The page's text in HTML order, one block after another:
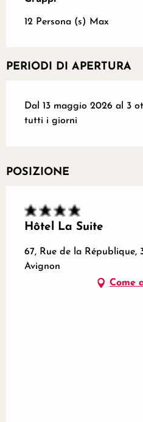
12 Persona (s) Max
PERIODI DI APERTURA
Dal 13 maggio 2026 al 3
tutti i giorni
POSIZIONE
Hôtel La Suite
67, Rue de la République,
Avignon
Come